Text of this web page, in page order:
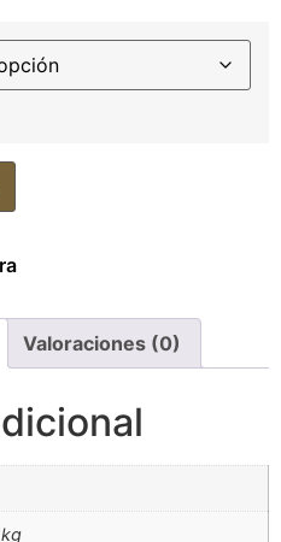
Valoraciones (0)